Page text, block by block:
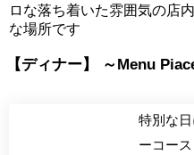
ロな落ち着いた雰囲気の店
な場所です
【ディナー】 ～Menu
特別な
ーコース